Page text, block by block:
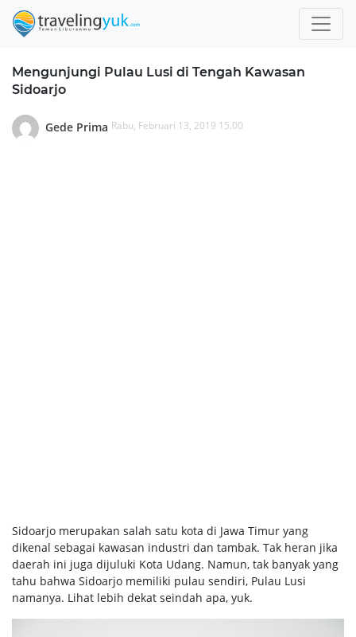
Mengunjungi Pulau Lusi di Tengah Kawasan
Sidoarjo
Gede Prima Rabu, Februari 13, 2019 15.00
Sidoarjo merupakan salah satu kota di Jawa Timur yang
dikenal sebagai kawasan industri dan tambak. Tak heran jika
daerah ini juga dijuluki Kota Udang. Namun, tak banyak yang
tahu bahwa Sidoarjo memiliki pulau sendiri, Pulau Lusi
namanya. Lihat lebih dekat seindah apa, yuk.